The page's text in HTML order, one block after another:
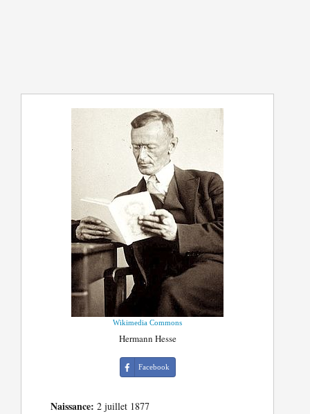
Wikimedia Commons
Hermann Hesse
Facebook
Naissance: 2 juillet 1877